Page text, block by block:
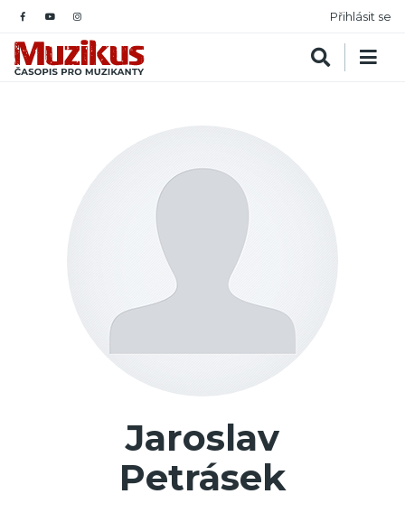
Přihlásit se
Jaroslav
Petrásek